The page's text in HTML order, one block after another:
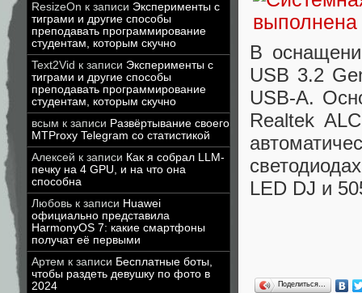
ResizeOn к записи Эксперименты с
тиграми и другие способы
преподавать программирование
студентам, которым скучно
Text2Vid к записи Эксперименты с
тиграми и другие способы
преподавать программирование
студентам, которым скучно
всым к записи Развёртывание своего
MTProxy Telegram со статистикой
Алексей к записи Как я собрал LLM-
печку на 4 GPU, и на что она
способна
Любовь к записи Huawei
официально представила
HarmonyOS 7: какие смартфоны
получат её первыми
Артем к записи Бесплатные боты,
чтобы раздеть девушку по фото в
2024
В
USB 3.2
USB-A.
Realtek
LED DJ и
Поделиться…